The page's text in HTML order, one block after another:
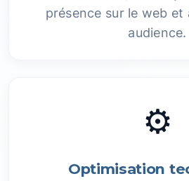
présence sur le web
audience.
⚙️
Optimisation